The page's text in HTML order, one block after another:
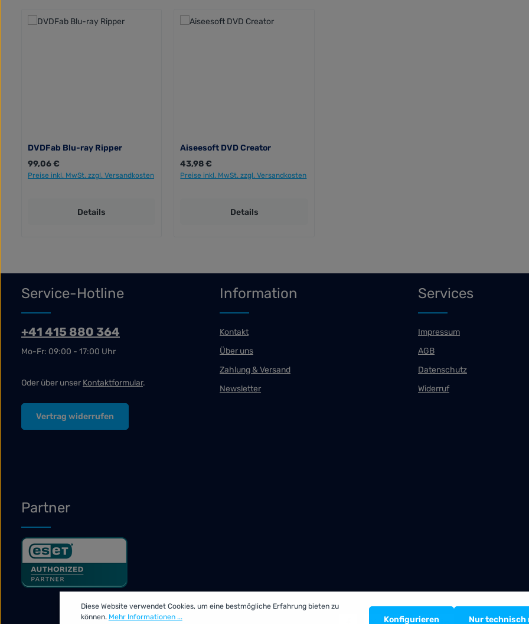
Produktgalerie überspringen
DVDFab Blu-ray Ripper
Regulärer Preis:
99,06 €
Preise inkl. MwSt. zzgl. Versandkosten
Details
Aiseesoft DVD Creator
Regulärer Preis:
43,98 €
Preise inkl. MwSt. zzgl. Versandkosten
Details
Service-Hotline
+41 415 880 364
Mo-Fr: 09:00 - 17:00 Uhr
Oder über unser Kontaktformular.
Vertrag widerrufen
Information
Kontakt
Über uns
Zahlung & Versand
Newsletter
Services
Impressum
AGB
Datenschutz
Widerruf
Partner
Diese Website verwendet Cookies, um eine bestmögliche Erfahrung bieten zu
können. Mehr Informationen ... Nur technisch
Konfigurieren